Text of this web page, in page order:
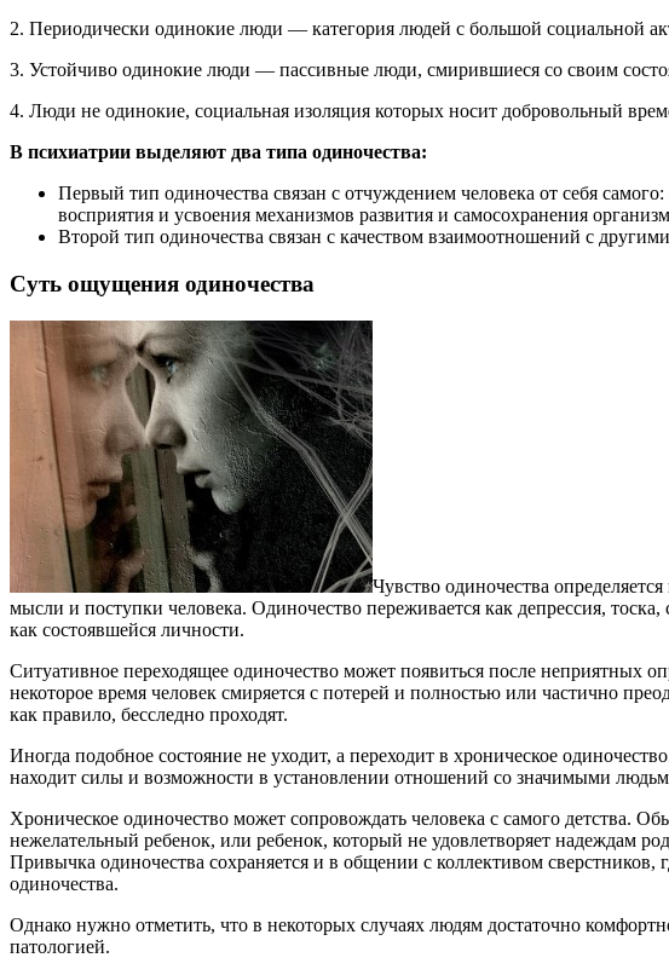
2. Периодически одинокие люди — категория людей с большой социальной
3. Устойчиво одинокие люди — пассивные люди, смирившиеся со своим
4. Люди не одинокие, социальная изоляция которых носит добровольный
В психиатрии выделяют два типа одиночества:
Первый тип одиночества связан с отчуждением человека от себя
восприятия и усвоения механизмов развития и самосохранения
Второй тип одиночества связан с качеством взаимоотношений с
Суть ощущения одиночества
Чувство одиночества
мысли и поступки человека. Одиночество переживается как депрессия,
как состоявшейся личности.
Ситуативное переходящее одиночество может появиться после неприятных
некоторое время человек смиряется с потерей и полностью или частично
как правило, бесследно проходят.
Иногда подобное состояние не уходит, а переходит в хроническое
находит силы и возможности в установлении отношений со значимыми
Хроническое одиночество может сопровождать человека с самого детства.
нежелательный ребенок, или ребенок, который не удовлетворяет надеждам
Привычка одиночества сохраняется и в общении с коллективом
одиночества.
Однако нужно отметить, что в некоторых случаях людям достаточно
патологией.